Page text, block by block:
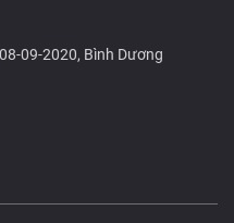
09-2020, Bình Dương